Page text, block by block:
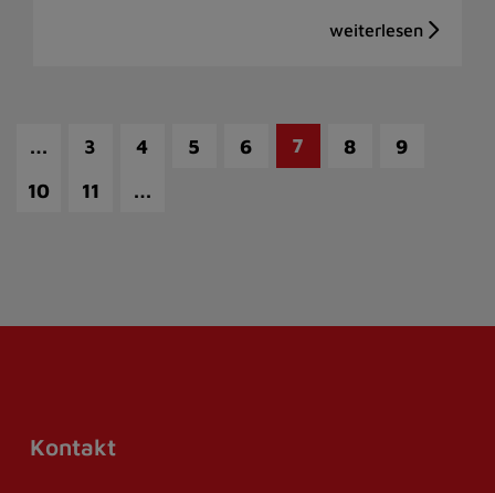
… 3 4 5 6 7 8
9
10
11 …
Kontakt